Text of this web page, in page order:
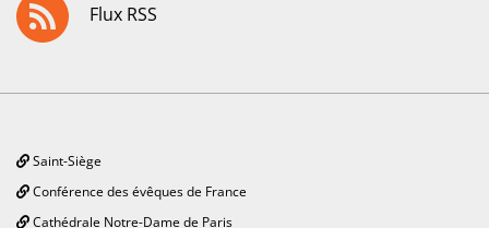
Flux RSS
Saint-Siège
Conférence des évêques de France
Cathédrale Notre-Dame de Paris